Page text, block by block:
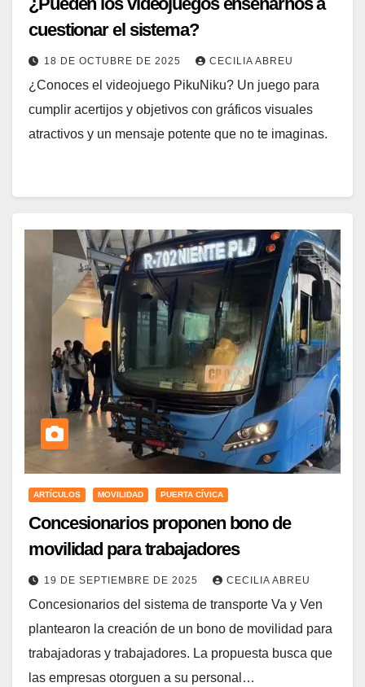
cuestionar el sistema?
18 DE OCTUBRE DE 2025 CECILIA ABREU
¿Conoces el videojuego PikuNiku? Un juego para
cumplir acertijos y objetivos con gráficos visuales
atractivos y un mensaje potente que no te imaginas.
ARTÍCULOS MOVILIDAD PUERTA CÍVICA
Concesionarios proponen bono de
movilidad para trabajadores
19 DE SEPTIEMBRE DE 2025 CECILIA ABREU
Concesionarios del sistema de transporte Va y Ven
plantearon la creación de un bono de movilidad para
trabajadoras y trabajadores. La propuesta busca que
las empresas otorguen a su personal…